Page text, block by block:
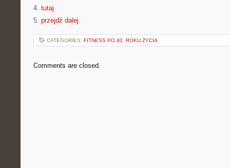
4. tutaj
5. przejdź dalej
CATEGORIES: FITNESS PO 40. ROKU ŻYCIA
Comments are closed.